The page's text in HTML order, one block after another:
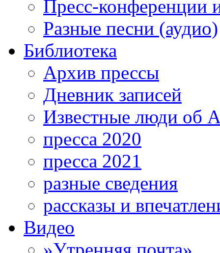
Пресс-конференции
Разные песни (аудио)
Библиотека
Архив прессы
Дневник записей
Известные люди об
пресса 2020
пресса 2021
разные сведения
рассказы и
Видео